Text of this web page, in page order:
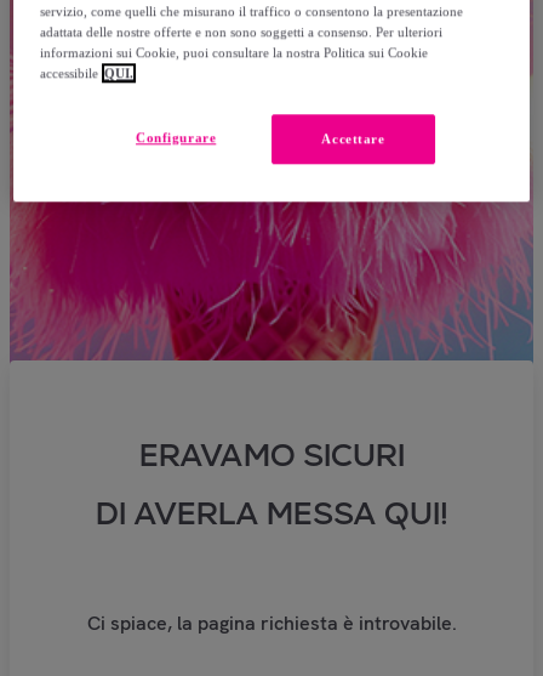
ERAVAMO SICURI
DI AVERLA MESSA QUI!
Ci spiace, la pagina richiesta è introvabile.
servizio, come quelli che misurano il traffico o consentono la presentazione
adattata delle nostre offerte e non sono soggetti a consenso. Per ulteriori
informazioni sui Cookie, puoi consultare la nostra Politica sui Cookie
accessibile QUI.
Accettare
Configurare